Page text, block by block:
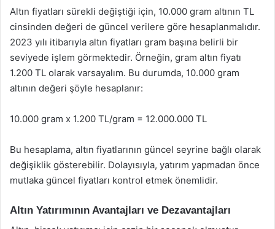
Altın fiyatları sürekli değiştiği için, 10.000 gram altının TL
cinsinden değeri de güncel verilere göre hesaplanmalıdır.
2023 yılı itibarıyla altın fiyatları gram başına belirli bir
seviyede işlem görmektedir. Örneğin, gram altın fiyatı
1.200 TL olarak varsayalım. Bu durumda, 10.000 gram
altının değeri şöyle hesaplanır:
10.000 gram x 1.200 TL/gram = 12.000.000 TL
Bu hesaplama, altın fiyatlarının güncel seyrine bağlı olarak
değişiklik gösterebilir. Dolayısıyla, yatırım yapmadan önce
mutlaka güncel fiyatları kontrol etmek önemlidir.
Altın Yatırımının Avantajları ve Dezavantajları